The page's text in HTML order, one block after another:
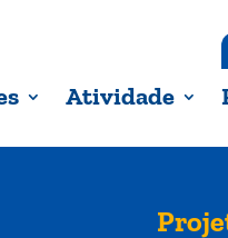
Atividade